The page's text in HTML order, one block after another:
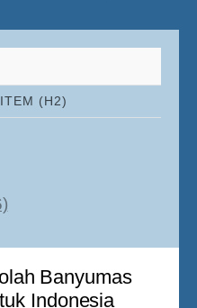
(H2)
Banyumas
Indonesia